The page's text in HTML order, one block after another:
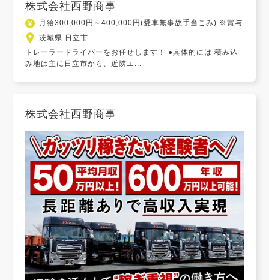
株式会社西野商事
月給300,000円～400,000円(愛車無事故手当こみ) ※賞与
茨城県 日立市
トレーラードライバーをお任せします！ ●具体的には 積み込
み地は主に日立市から、近隣エ...
株式会社西野商事